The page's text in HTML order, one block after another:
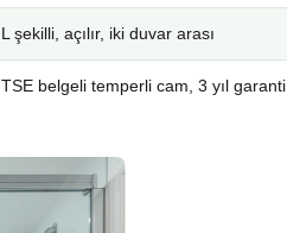
L şekilli, açılır, iki duvar arası
TSE belgeli temperli cam, 3 yıl garanti